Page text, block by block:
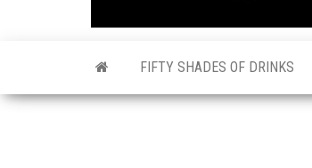
FIFTY SHADES OF DRINKS